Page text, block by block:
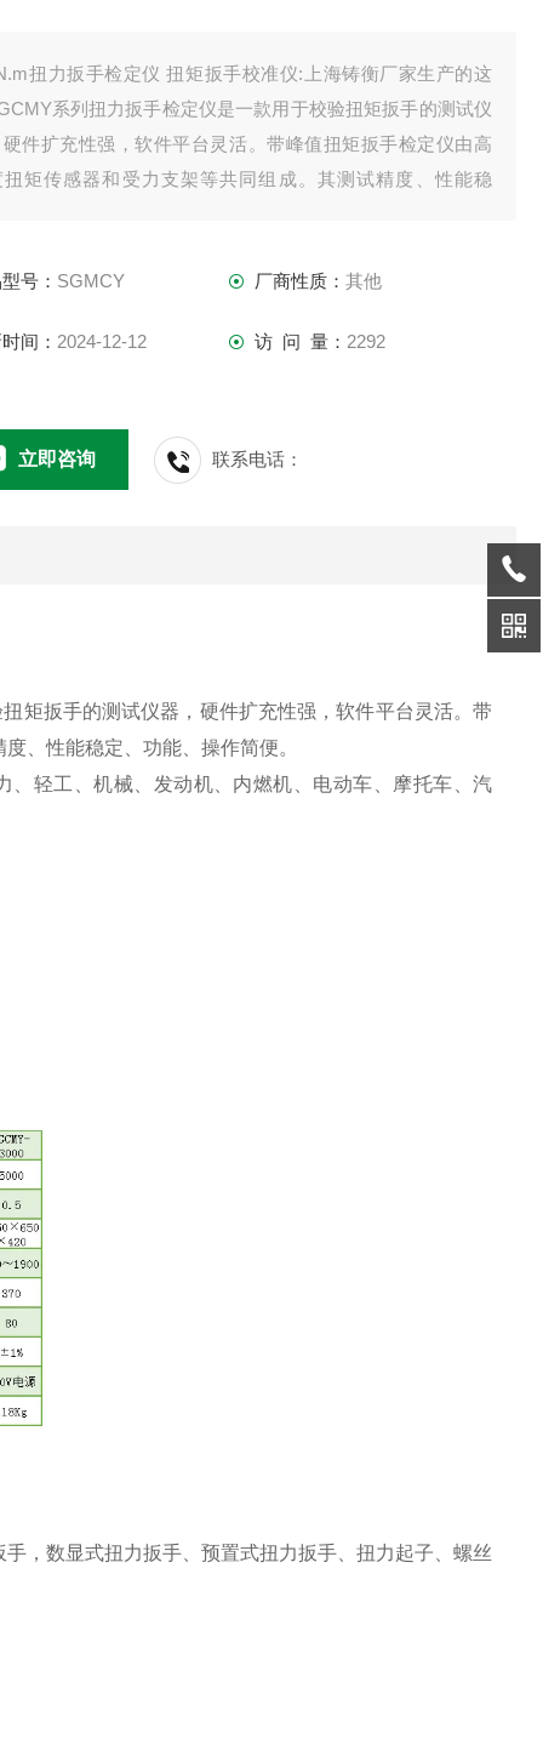
扭力扳手检定仪 扭矩扳手校准仪:上海铸衡厂家生产的这
系列扭力扳手检定仪是一款用于校验扭矩扳手的测试仪
件扩充性强，软件平台灵活。带峰值扭矩扳手检定仪由高
扭矩传感器和受力支架等共同组成。其测试精度、性能稳
扭力扳手检定仪是一款性价比很高的测试仪器，用于
飞机等制造
号： SGMCY 厂商性质： 其他
间： 2024-12-12 访 问 量： 2292
立即咨询 联系电话：
矩扳手的测试仪器，硬件扩充性强，软件平台灵活。带
度、性能稳定、功能、操作简便。
、轻工、机械、发动机、内燃机、电动车、摩托车、汽
，数显式扭力扳手、预置式扭力扳手、扭力起子、螺丝